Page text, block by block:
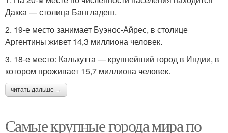
Дакка — столица Бангладеш.
2. 19-е место занимает Буэнос-Айрес, в столице
Аргентины живет 14,3 миллиона человек.
3. 18-е место: Калькутта — крупнейший город в Индии, в
котором проживает 15,7 миллиона человек.
читать дальше →
Самые крупные города мира по